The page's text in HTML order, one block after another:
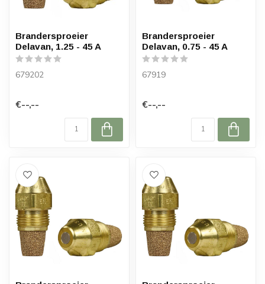
Brandersproeier
Delavan, 1.25 - 45 A
679202
€--,--
Brandersproeier
Delavan, 0.75 - 45 A
67919
€--,--